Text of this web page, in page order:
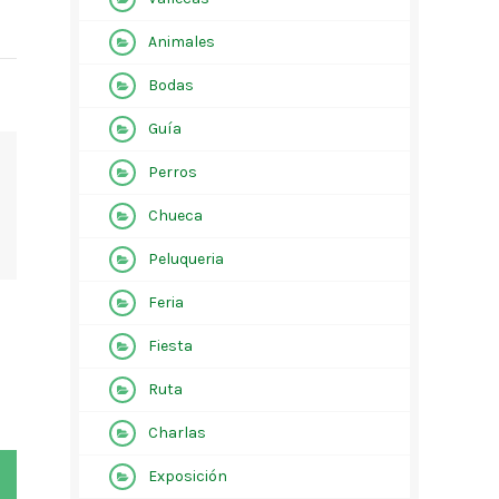
Animales
Bodas
Guía
Perros
Chueca
Peluqueria
Feria
Fiesta
Ruta
Charlas
Exposición